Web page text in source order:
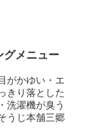
グメニュー
がかゆい・エ
きり落とした
洗濯機が臭う
うじ本舗三郷